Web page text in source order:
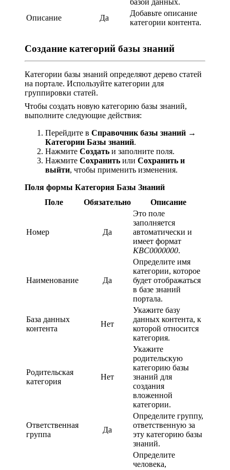
базой данных.
Описание
Да
Добавьте описание
категории контента.
Создание категорий базы знаний
Категории базы знаний определяют дерево статей
на портале. Используйте категории для
группировки статей.
Чтобы создать новую категорию базы знаний,
выполните следующие действия:
Перейдите в Справочник базы знаний →
Категории Базы знаний.
Нажмите Создать и заполните поля.
Нажмите Сохранить или Сохранить и
выйти, чтобы применить изменения.
Поля формы Категория Базы Знаний
Поле
Обязательно Описание
Номер Да
Это поле
заполняется
автоматически и
имеет формат
KBC0000000.
Наименование Да
Определите имя
категории, которое
будет отображаться
в базе знаний
портала.
База данных
контента
Нет
Укажите базу
данных контента, к
которой относится
категория.
Родительская
категория
Нет
Укажите
родительскую
категорию базы
знаний для
создания
вложенной
категории.
Ответственная
группа
Да
Определите группу,
ответственную за
эту категорию базы
знаний.
Определите
человека,